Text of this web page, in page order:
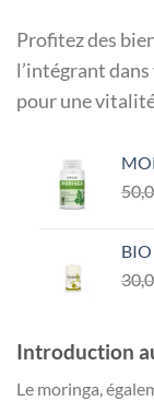
Profitez des
l’intégrant
pour une
Introduction
Le moringa,